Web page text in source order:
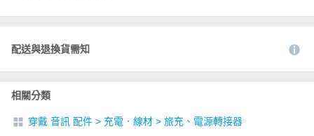
配送與退換貨需知
相關分類
穿戴 音訊 配件 > 充電．線材 > 旅充、電源轉接器